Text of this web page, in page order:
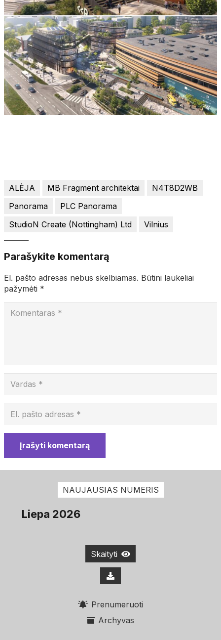
ALĖJA MB Fragment architektai
N4T8D2WB
Panorama
PLC Panorama
StudioN Create (Nottingham) Ltd
Vilnius
Parašykite komentarą
El. pašto adresas nebus skelbiamas. Būtini laukeliai
pažymėti *
Įrašyti komentarą
NAUJAUSIAS NUMERIS
Liepa 2026
Skaityti
Prenumeruoti
Archyvas